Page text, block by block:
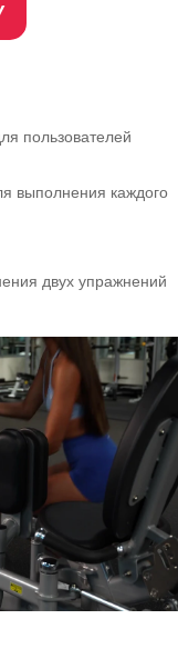
пользователей
выполнения каждого
двух упражнений